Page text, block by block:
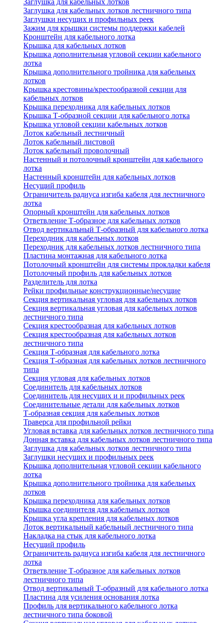
Заглушка для кабельных лотков
Заглушка для кабельных лотков лестничного типа
Заглушки несущих и профильных реек
Зажим для крышки системы поддержки кабелей
Кронштейн для кабельного лотка
Крышка для кабельных лотков
Крышка дополнительная угловой секции кабельного
лотка
Крышка дополнительного тройника для кабельных
лотков
Крышка крестовины/крестообразной секции для
кабельных лотков
Крышка переходника для кабельных лотков
Крышка Т-образной секции для кабельного лотка
Крышка угловой секции кабельных лотков
Лоток кабельный лестничный
Лоток кабельный листовой
Лоток кабельный проволочный
Настенный и потолочный кронштейн для кабельного
лотка
Настенный кронштейн для кабельных лотков
Несущий профиль
Ограничитель радиуса изгиба кабеля для лестничного
лотка
Опорный кронштейн для кабельных лотков
Ответвление Т-образное для кабельных лотков
Отвод вертикальный Т-образный для кабельного лотка
Переходник для кабельных лотков
Переходник для кабельных лотков лестничного типа
Пластина монтажная для кабельного лотка
Потолочный кронштейн для системы прокладки кабеля
Потолочный профиль для кабельных лотков
Разделитель для лотка
Рейки профильные конструкционные/несущие
Секция вертикальная угловая для кабельных лотков
Секция вертикальная угловая для кабельных лотков
лестничного типа
Секция крестообразная для кабельных лотков
Секция крестообразная для кабельных лотков
лестничного типа
Секция Т-образная для кабельного лотка
Секция Т-образная для кабельных лотков лестничного
типа
Секция угловая для кабельных лотков
Соединитель для кабельных лотков
Соединитель для несущих и и профильных реек
Соединительные детали для кабельных лотков
Т-образная секция для кабельных лотков
Траверса для профильной рейки
Угловая вставка для кабельных лотков лестничного типа
Донная вставка для кабельных лотков лестничного типа
Заглушка для кабельных лотков лестничного типа
Заглушки несущих и профильных реек
Крышка дополнительная угловой секции кабельного
лотка
Крышка дополнительного тройника для кабельных
лотков
Крышка переходника для кабельных лотков
Крышка соединителя для кабельных лотков
Крышка угла крепления для кабельных лотков
Лоток вертикальный кабельный лестничного типа
Накладка на стык для кабельного лотка
Несущий профиль
Ограничитель радиуса изгиба кабеля для лестничного
лотка
Ответвление Т-образное для кабельных лотков
лестничного типа
Отвод вертикальный Т-образный для кабельного лотка
Пластина для усиления основания лотка
Профиль для вертикального кабельного лотка
лестничного типа боковой